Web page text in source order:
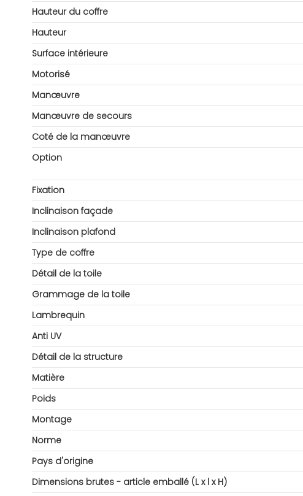
Hauteur du coffre
Hauteur
Surface intérieure
Motorisé
Manœuvre
Manœuvre de secours
Coté de la manœuvre
Option
Fixation
Inclinaison façade
Inclinaison plafond
Type de coffre
Détail de la toile
Grammage de la toile
Lambrequin
Anti UV
Détail de la structure
Matière
Poids
Montage
Norme
Pays d'origine
Dimensions brutes - article emballé (L x l x H)